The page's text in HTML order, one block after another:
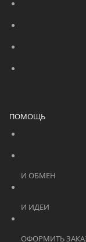
ПОМОЩЬ